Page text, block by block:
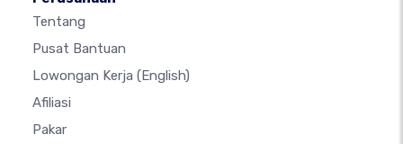
Tentang
Pusat Bantuan
Lowongan Kerja (English)
Afiliasi
Pakar